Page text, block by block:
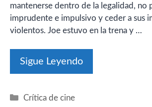
mantenerse dentro de la legalidad, no
imprudente e impulsivo y ceder a sus
violentos. Joe estuvo en la trena y …
Sigue Leyendo
Categorías
Crítica de cine